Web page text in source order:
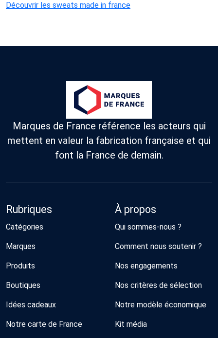
Découvrir les sweats made in france
Marques de France référence les acteurs qui
mettent en valeur la fabrication française et qui
font la France de demain.
Rubriques
Catégories
Marques
Produits
Boutiques
Idées cadeaux
Notre carte de France
À propos
Qui sommes-nous ?
Comment nous soutenir ?
Nos engagements
Nos critères de sélection
Notre modèle économique
Kit média